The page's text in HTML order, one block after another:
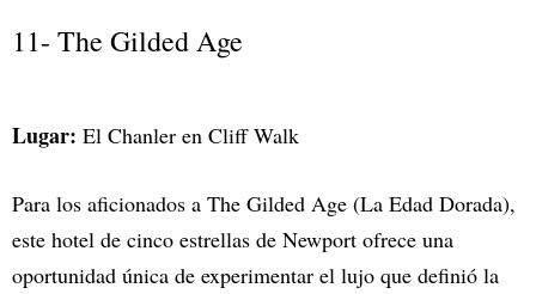
11- The Gilded Age
Lugar: El Chanler en Cliff Walk
Para los aficionados a The Gilded Age (La Edad Dorada),
este hotel de cinco estrellas de Newport ofrece una
oportunidad única de experimentar el lujo que definió la